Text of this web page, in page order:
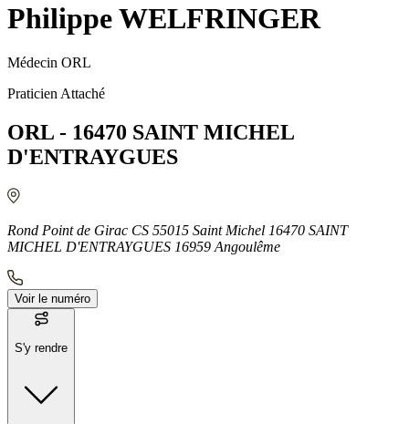
Philippe WELFRINGER
Médecin ORL
Praticien Attaché
ORL - 16470 SAINT MICHEL
D'ENTRAYGUES
Rond Point de Girac CS 55015 Saint Michel 16470 SAINT
MICHEL D'ENTRAYGUES 16959 Angoulême
Voir le numéro
S'y rendre